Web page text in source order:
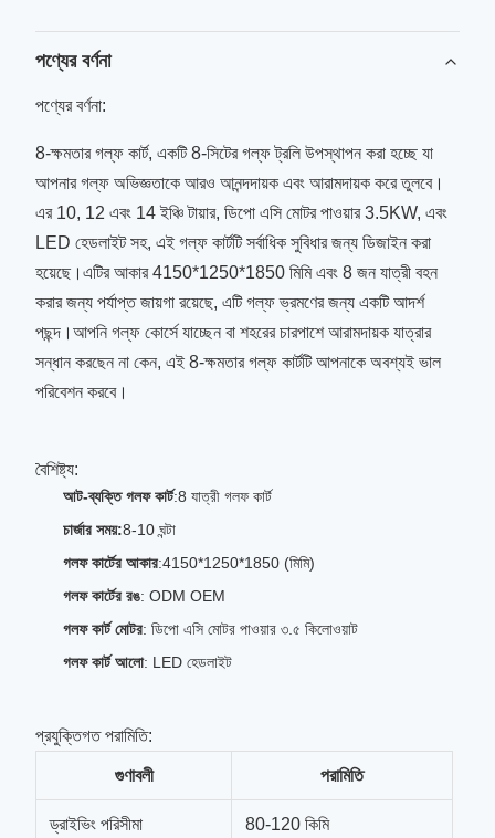
পণ্যের বর্ণনা
পণ্যের বর্ণনা:
8-ক্ষমতার গল্ফ কার্ট, একটি 8-সিটের গল্ফ ট্রলি উপস্থাপন করা হচ্ছে যা
আপনার গল্ফ অভিজ্ঞতাকে আরও আনন্দদায়ক এবং আরামদায়ক করে তুলবে।
এর 10, 12 এবং 14 ইঞ্চি টায়ার, ডিপো এসি মোটর পাওয়ার 3.5KW, এবং
LED হেডলাইট সহ, এই গল্ফ কার্টটি সর্বাধিক সুবিধার জন্য ডিজাইন করা
হয়েছে।এটির আকার 4150*1250*1850 মিমি এবং 8 জন যাত্রী বহন
করার জন্য পর্যাপ্ত জায়গা রয়েছে, এটি গল্ফ ভ্রমণের জন্য একটি আদর্শ
পছন্দ।আপনি গল্ফ কোর্সে যাচ্ছেন বা শহরের চারপাশে আরামদায়ক যাত্রার
সন্ধান করছেন না কেন, এই 8-ক্ষমতার গল্ফ কার্টটি আপনাকে অবশ্যই ভাল
পরিবেশন করবে।
বৈশিষ্ট্য:
আট-ব্যক্তি গলফ কার্ট:8 যাত্রী গলফ কার্ট
চার্জার সময়:8-10 ঘন্টা
গলফ কার্টের আকার:4150*1250*1850 (মিমি)
গলফ কার্টের রঙ: ODM OEM
গলফ কার্ট মোটর: ডিপো এসি মোটর পাওয়ার ৩.৫ কিলোওয়াট
গলফ কার্ট আলো: LED হেডলাইট
প্রযুক্তিগত পরামিতি:
গুণাবলী পরামিতি
ড্রাইভিং পরিসীমা 80-120 কিমি